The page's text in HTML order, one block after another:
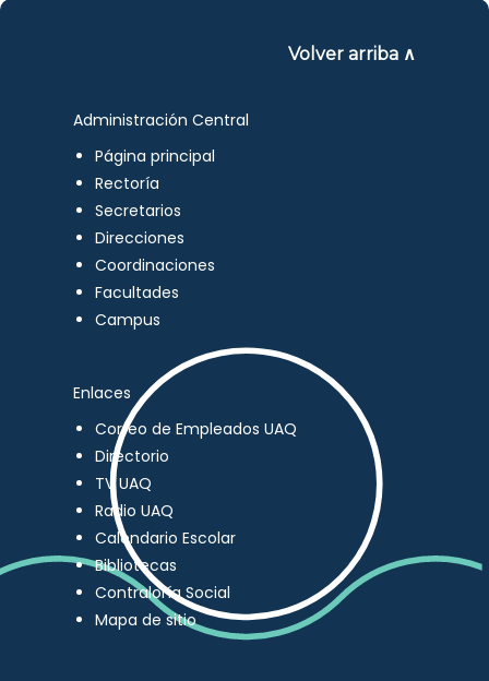
Volver arriba ∧
Administración Central
Página principal
Rectoría
Secretarios
Direcciones
Coordinaciones
Facultades
Campus
Enlaces
Correo de Empleados UAQ
Directorio
TV UAQ
Radio UAQ
Calendario Escolar
Bibliotecas
Contraloría Social
Mapa de sitio